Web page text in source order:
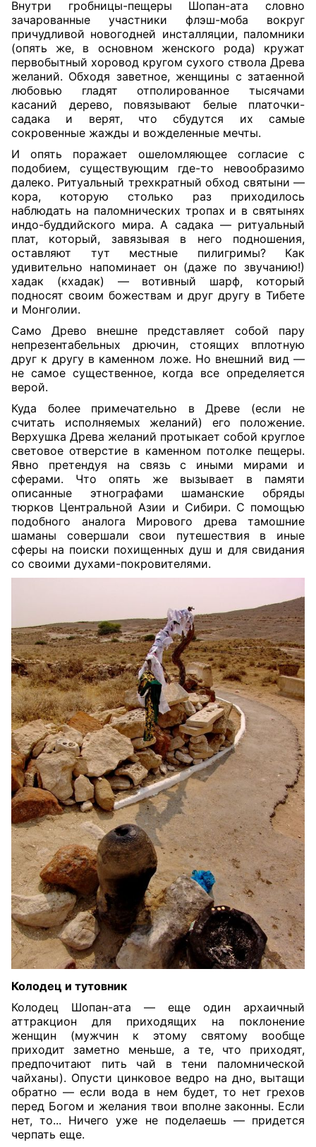
Внутри гробницы-пещеры Шопан-ата словно
зачарованные участники флэш-моба вокруг
причудливой новогодней инсталляции, паломники
(опять же, в основном женского рода) кружат
первобытный хоровод кругом сухого ствола Древа
желаний. Обходя заветное, женщины с затаенной
любовью гладят отполированное тысячами
касаний дерево, повязывают белые платочки-
садака и верят, что сбудутся их самые
сокровенные жажды и вожделенные мечты.
И опять поражает ошеломляющее согласие с
подобием, существующим где-то невообразимо
далеко. Ритуальный трехкратный обход святыни —
кора, которую столько раз приходилось
наблюдать на паломнических тропах и в святынях
индо-буддийского мира. А садака — ритуальный
плат, который, завязывая в него подношения,
оставляют тут местные пилигримы? Как
удивительно напоминает он (даже по звучанию!)
хадак (кхадак) — вотивный шарф, который
подносят своим божествам и друг другу в Тибете
и Монголии.
Само Древо внешне представляет собой пару
непрезентабельных дрючин, стоящих вплотную
друг к другу в каменном ложе. Но внешний вид —
не самое существенное, когда все определяется
верой.
Куда более примечательно в Древе (если не
считать исполняемых желаний) его положение.
Верхушка Древа желаний протыкает собой круглое
световое отверстие в каменном потолке пещеры.
Явно претендуя на связь с иными мирами и
сферами. Что опять же вызывает в памяти
описанные этнографами шаманские обряды
тюрков Центральной Азии и Сибири. С помощью
подобного аналога Мирового древа тамошние
шаманы совершали свои путешествия в иные
сферы на поиски похищенных душ и для свидания
со своими духами-покровителями.
Колодец и тутовник
Колодец Шопан-ата — еще один архаичный
аттракцион для приходящих на поклонение
женщин (мужчин к этому святому вообще
приходит заметно меньше, а те, что приходят,
предпочитают пить чай в тени паломнической
чайханы). Опусти цинковое ведро на дно, вытащи
обратно — если вода в нем будет, то нет грехов
перед Богом и желания твои вполне законны. Если
нет, то... Ничего уже не поделаешь — придется
черпать еще.